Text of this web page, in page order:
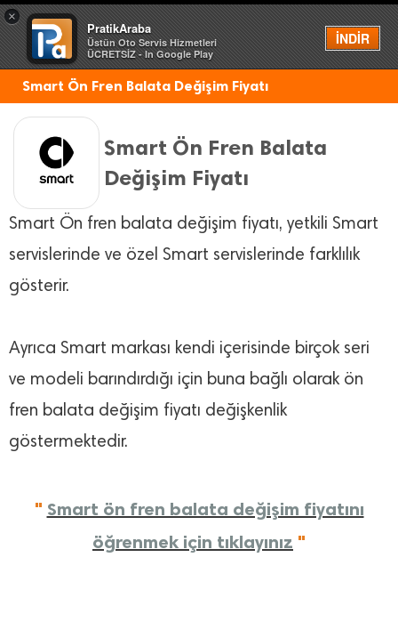
×
PratikAraba
Üstün Oto Servis Hizmetleri
ÜCRETSİZ - In Google Play
İNDİR
Menü
Smart Ön Fren Balata Değişim Fiyatı
Smart Ön Fren Balata
Değişim Fiyatı
Smart Ön fren balata değişim fiyatı, yetkili Smart
servislerinde ve özel Smart servislerinde farklılık
gösterir.
Ayrıca Smart markası kendi içerisinde birçok seri
ve modeli barındırdığı için buna bağlı olarak ön
fren balata değişim fiyatı değişkenlik
göstermektedir.
" Smart ön fren balata değişim fiyatını
öğrenmek için tıklayınız "